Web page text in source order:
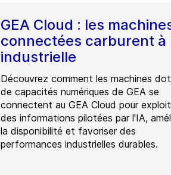
GEA Cloud : les
connectées carburent à
industrielle
Découvrez comment les machines
de capacités numériques de GEA se
connectent au GEA Cloud pour
des informations pilotées par l'IA,
la disponibilité et favoriser des
performances industrielles durables.